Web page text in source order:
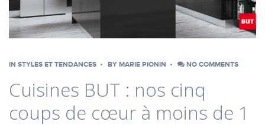
IN STYLES ET TENDANCES BY MARIE PIONIN NO COMMENTS
Cuisines BUT : nos cinq
coups de cœur à moins de 1